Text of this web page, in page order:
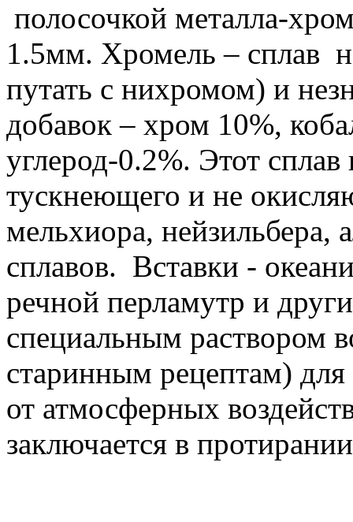
полосочкой металла-
1.5мм. Хромель – сплав
путать с нихромом) и
добавок – хром 10%,
углерод-0.2%. Этот
тускнеющего и не
мельхиора,
сплавов. Вставки -
речной перламутр и
специальным раствором
старинным рецептам)
от атмосферных
заключается в